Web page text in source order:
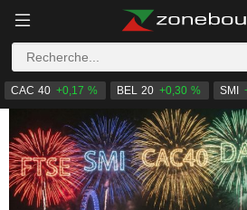
CAC 40 +0,17 % BEL 20 +0,30 % SMI